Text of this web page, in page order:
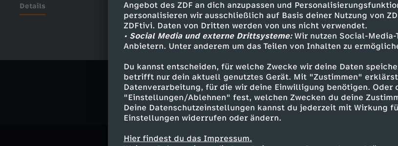
Angebot des ZDF an dich anzupassen und
personalisieren wir ausschließlich auf Basis deiner Nutzung von
ZDFtivi. Daten von Dritten werden von uns nicht verwendet.
• Social Media und externe Drittsysteme:Wir nutzen Social-Media-
Anbietern. Unter anderem um das Teilen von Inhalten zu
Du kannst entscheiden, für welche Zwecke wir deine Daten
betrifft nur dein aktuell genutztes Gerät. Mit "Zustimmen" erklärst
Datenverarbeitung, für die wir deine Einwilligung benötigen. Oder
"Einstellungen/Ablehnen" fest, welchen Zwecken du deine
Deine Datenschutzeinstellungen kannst du jederzeit mit Wirkung
Einstellungen widerrufen oder ändern.
Hier findest du das Impressum.
Details
Ähnliche Inhalte entdecken
Politik Livestream informativ phoenix